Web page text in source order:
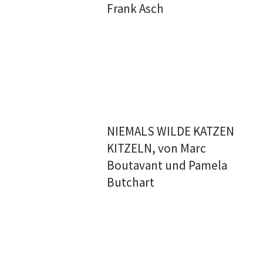
Frank Asch
NIEMALS WILDE KATZEN
KITZELN, von Marc
Boutavant und Pamela
Butchart